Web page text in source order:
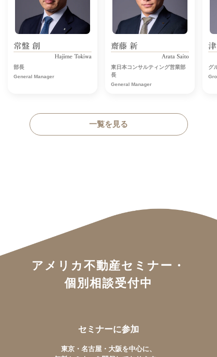
部長
General Manager
東日本コンサルティング営業部
長
General Manager
グ
一覧を見る
アメリカ不動産セミナー・
個別相談受付中
セミナーに参加
東京・名古屋・大阪を中心に、